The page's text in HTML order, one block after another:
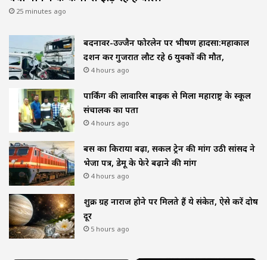
25 minutes ago
बदनावर-उज्जैन फोरलेन पर भीषण हादसा:महाकाल
दर्शन कर गुजरात लौट रहे 6 युवकों की मौत,
4 hours ago
पार्किंग की लावारिस बाइक से मिला महाराष्ट्र के स्कूल
संचालक का पता
4 hours ago
बस का किराया बढ़ा, सर्कल ट्रेन की मांग उठी सांसद ने
भेजा पत्र, डेमू के फेरे बढ़ाने की मांग
4 hours ago
शुक्र ग्रह नाराज होने पर मिलते हैं ये संकेत, ऐसे करें दोष
दूर
5 hours ago